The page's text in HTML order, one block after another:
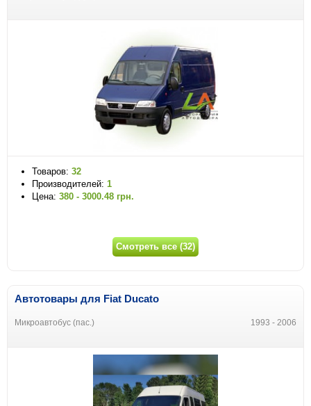
Товаров: 32
Производителей: 1
Цена: 380 - 3000.48 грн.
Смотреть все (32)
Автотовары для Fiat Ducato
Микроавтобус (пас.) 1993 - 2006